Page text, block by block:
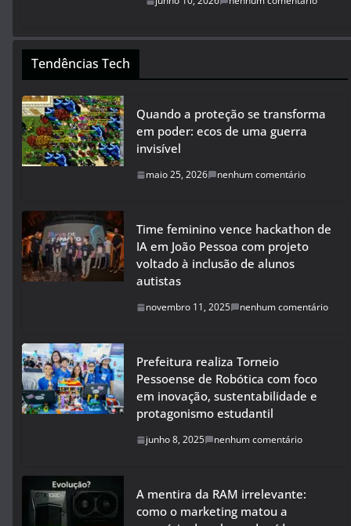
Tendências Tech
Quando a proteção se transforma
em poder: ecos de uma guerra
invisível
maio 25, 2026 nenhum comentário
Time feminino vence hackathon de
IA em João Pessoa com projeto
voltado à inclusão de alunos
autistas
novembro 11, 2025 nenhum comentário
Prefeitura realiza Torneio
Pessoense de Robótica com foco
em inovação, sustentabilidade e
protagonismo estudantil
junho 8, 2025 nenhum comentário
A mentira da RAM irrelevante:
como o marketing matou a